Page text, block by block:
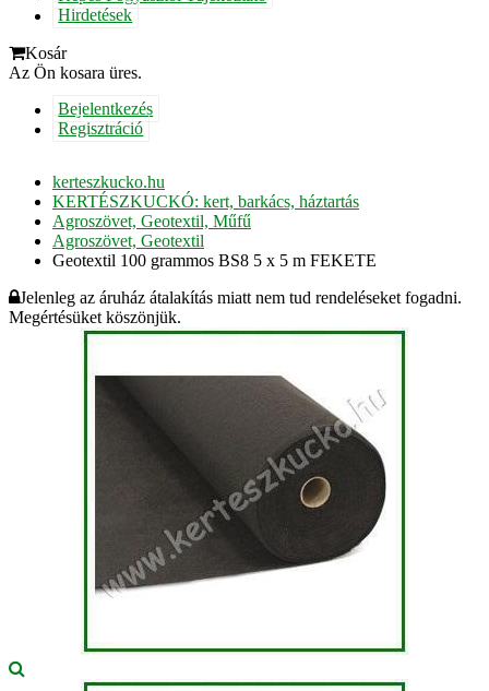
Hirdetések
Kosár
Az Ön kosara üres.
Bejelentkezés
Regisztráció
kerteszkucko.hu
KERTÉSZKUCKÓ: kert, barkács, háztartás
Agroszövet, Geotextil, Műfű
Agroszövet, Geotextil
Geotextil 100 grammos BS8 5 x 5 m FEKETE
Jelenleg az áruház átalakítás miatt nem tud rendeléseket fogadni.
Megértésüket köszönjük.